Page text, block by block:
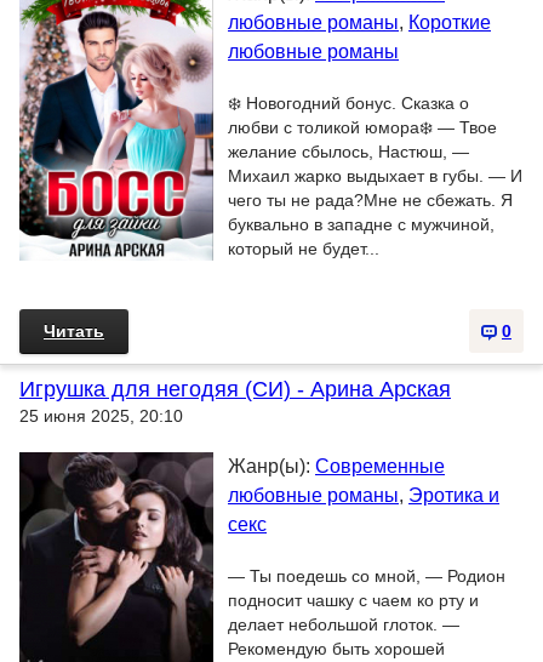
любовные романы, Короткие
любовные романы
❄️ Новогодний бонус. Сказка о
любви с толикой юмора❄️ — Твое
желание сбылось, Настюш, —
Михаил жарко выдыхает в губы. — И
чего ты не рада?Мне не сбежать. Я
буквально в западне с мужчиной,
который не будет...
0
Читать
Игрушка для негодяя (СИ) - Арина Арская
25 июня 2025, 20:10
Жанр(ы): Современные
любовные романы, Эротика и
секс
— Ты поедешь со мной, — Родион
подносит чашку с чаем ко рту и
делает небольшой глоток. —
Рекомендую быть хорошей